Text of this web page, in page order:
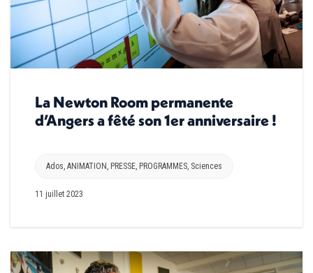
La Newton Room permanente
d’Angers a fêté son 1er anniversaire !
Ados ANIMATION PRESSE PROGRAMMES Sciences
11 juillet 2023